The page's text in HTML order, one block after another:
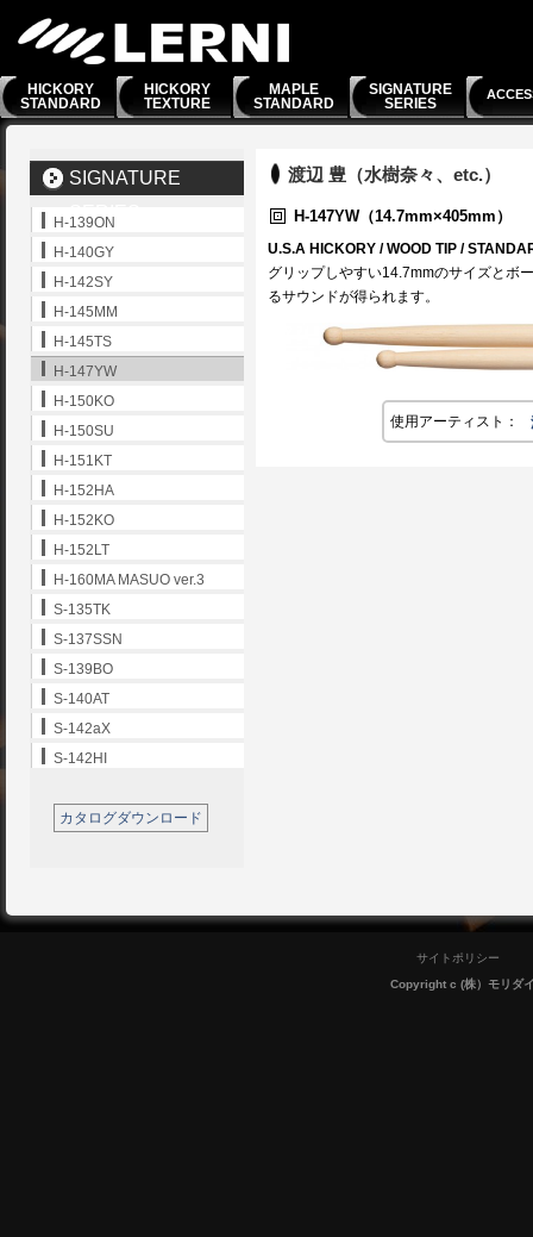
HICKORY
STANDARD
HICKORY
TEXTURE
MAPLE
STANDARD
SIGNATURE
SERIES
渡辺 豊（水樹奈々、etc.）
H-147YW（14.7mm×405mm）
U.S.A HICKORY / WOOD TIP /
グリップしやすい14.7mmのサイズとボ
るサウンドが得られます。
使用アーティスト：
SIGNATURE
SERIES
H-139ON
H-140GY
H-142SY
H-145MM
H-145TS
H-147YW
H-150KO
H-150SU
H-151KT
H-152HA
H-152KO
H-152LT
H-160MA MASUO ver.3
S-135TK
S-137SSN
S-139BO
S-140AT
S-142aX
S-142HI
カタログダウンロード
サイトポリシー
Copyright c (株）モリダ